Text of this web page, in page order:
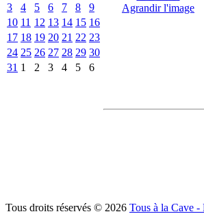
3
4 5 6 7 8
9
10 11 12 13 14 15 16
17 18 19 20 21 22 23
24 25 26 27 28 29 30
31 1 2 3 4 5 6
Agrandir l'image
Tous droits réservés © 2026 Tous à la Cave -